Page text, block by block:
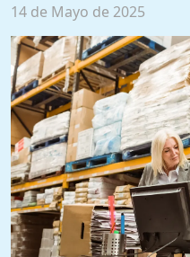
14 de Mayo de 2025